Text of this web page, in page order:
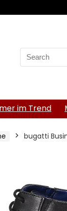
Search
for:
im Trend
bugatti